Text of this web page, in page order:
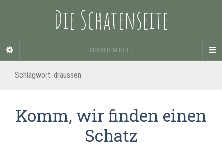
Die Schatenseite
RONALD IM NETZ
Schlagwort: draussen
Komm, wir finden einen
Schatz